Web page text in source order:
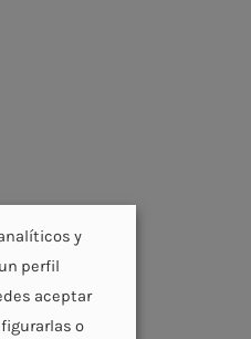
y
perfil
aceptar
o